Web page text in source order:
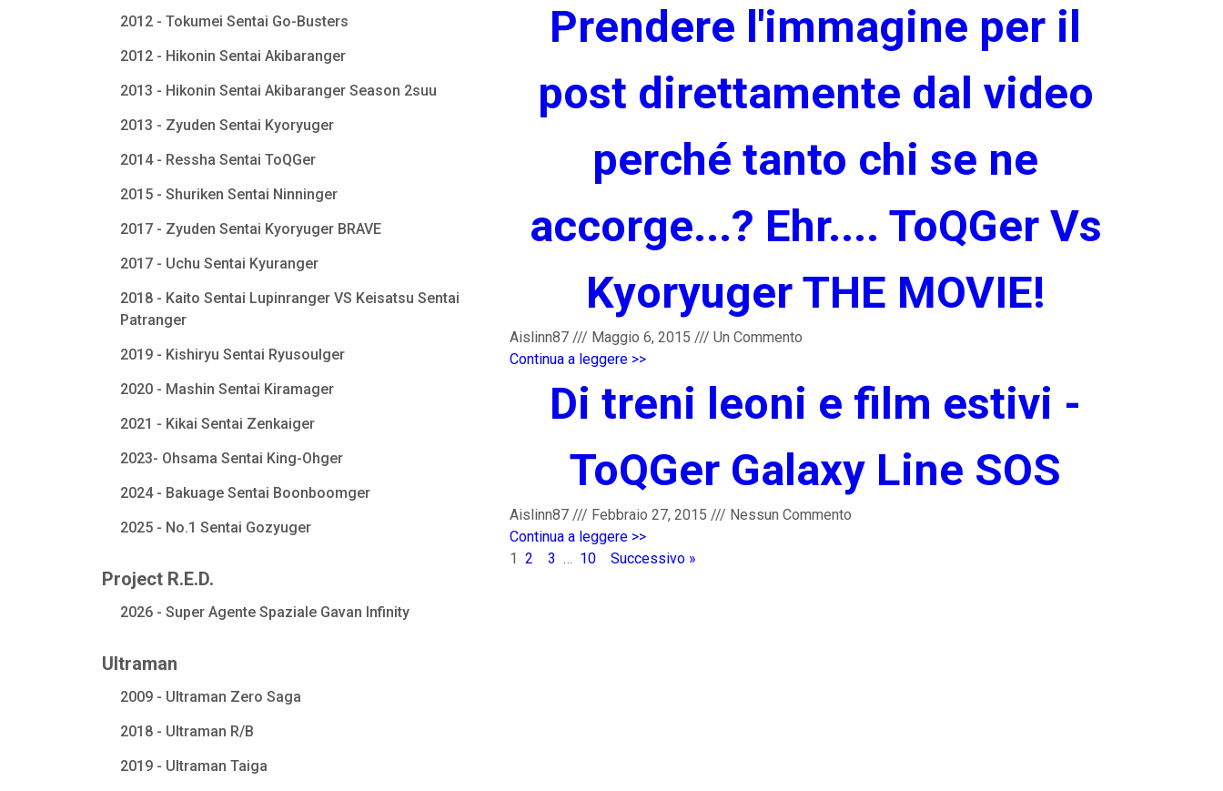
2012 - Tokumei Sentai Go-Busters
2012 - Hikonin Sentai Akibaranger
2013 - Hikonin Sentai Akibaranger Season 2suu
2013 - Zyuden Sentai Kyoryuger
2014 - Ressha Sentai ToQGer
2015 - Shuriken Sentai Ninninger
2017 - Zyuden Sentai Kyoryuger BRAVE
2017 - Uchu Sentai Kyuranger
2018 - Kaito Sentai Lupinranger VS Keisatsu Sentai
Patranger
2019 - Kishiryu Sentai Ryusoulger
2020 - Mashin Sentai Kiramager
2021 - Kikai Sentai Zenkaiger
2023- Ohsama Sentai King-Ohger
2024 - Bakuage Sentai Boonboomger
2025 - No.1 Sentai Gozyuger
Project R.E.D.
2026 - Super Agente Spaziale Gavan Infinity
Ultraman
2009 - Ultraman Zero Saga
2018 - Ultraman R/B
2019 - Ultraman Taiga
Prendere l'immagine per il
post direttamente dal video
perché tanto chi se ne
accorge...? Ehr.... ToQGer Vs
Kyoryuger THE MOVIE!
Aislinn87 /// Maggio 6, 2015 /// Un Commento
Continua a leggere >>
Di treni leoni e film estivi -
ToQGer Galaxy Line SOS
Aislinn87 /// Febbraio 27, 2015 /// Nessun Commento
Continua a leggere >>
1 2 3 … 10 Successivo »